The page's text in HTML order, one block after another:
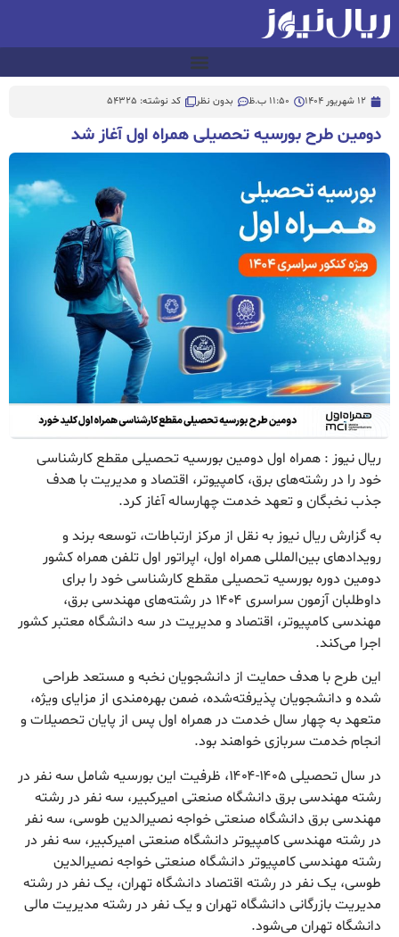
12 شهریور 1404 11:50 ب.ظ بدون نظر کد نوشته: 54325
دومین طرح بورسیه تحصیلی همراه اول آغاز شد
ریال نیوز : همراه اول دومین بورسیه تحصیلی مقطع کارشناسی
خود را در رشته‌های برق، کامپیوتر، اقتصاد و مدیریت با هدف
جذب نخبگان و تعهد خدمت چهار‌ساله آغاز کرد.
به گزارش ریال نیوز به نقل از مرکز ارتباطات، توسعه برند و
رویدادهای بین‌المللی همراه اول، اپراتور اول تلفن همراه کشور
دومین دوره بورسیه تحصیلی مقطع کارشناسی خود را برای
داوطلبان آزمون سراسری ۱۴۰۴ در رشته‌های مهندسی برق،
مهندسی کامپیوتر، اقتصاد و مدیریت در سه دانشگاه معتبر کشور
اجرا می‌کند.
این طرح با هدف حمایت از دانشجویان نخبه و مستعد طراحی
شده و دانشجویان پذیرفته‌شده، ضمن بهره‌مندی از مزایای ویژه،
متعهد به چهار سال خدمت در همراه اول پس از پایان تحصیلات و
انجام خدمت سربازی خواهند بود.
در سال تحصیلی ۱۴۰۵-۱۴۰۴، ظرفیت این بورسیه شامل سه نفر در
رشته مهندسی برق دانشگاه صنعتی امیرکبیر، سه نفر در رشته
مهندسی برق دانشگاه صنعتی خواجه نصیرالدین طوسی، سه نفر
در رشته مهندسی کامپیوتر دانشگاه صنعتی امیرکبیر، سه نفر در
رشته مهندسی کامپیوتر دانشگاه صنعتی خواجه نصیرالدین
طوسی، یک نفر در رشته اقتصاد دانشگاه تهران، یک نفر در رشته
مدیریت بازرگانی دانشگاه تهران و یک نفر در رشته مدیریت مالی
دانشگاه تهران می‌شود.